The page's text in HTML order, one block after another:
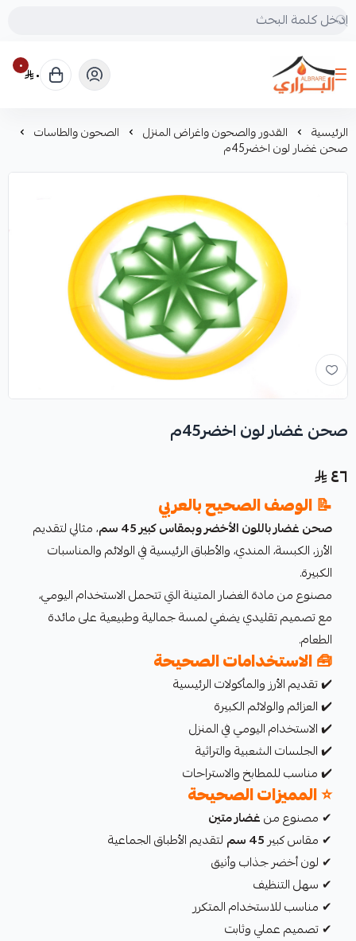
البراري للرحلات
٠ ٠
الرئيسية القدور والصحون واغراض المنزل الصحون والطاسات
صحن غضار لون اخضر45م
صحن غضار لون اخضر45م
٤٦
📝الوصف الصحيح بالعربي
صحن غضار باللون الأخضر وبمقاس كبير 45 سم
، مثالي لتقديم
الأرز، الكبسة، المندي، والأطباق الرئيسية في الولائم والمناسبات
الكبيرة.
مصنوع من مادة الغضار المتينة التي تتحمل الاستخدام اليومي،
مع تصميم تقليدي يضفي لمسة جمالية وطبيعية على مائدة
الطعام.
🧰الاستخدامات الصحيحة
✔️ تقديم الأرز والمأكولات الرئيسية
✔️ العزائم والولائم الكبيرة
✔️ الاستخدام اليومي في المنزل
✔️ الجلسات الشعبية والتراثية
✔️ مناسب للمطابخ والاستراحات
⭐المميزات الصحيحة
✔ مصنوع منغضار متين
✔ مقاس كبير45 سم
لتقديم الأطباق الجماعية
✔ لون أخضر جذاب وأنيق
✔ سهل التنظيف
✔ مناسب للاستخدام المتكرر
✔ تصميم عملي وثابت